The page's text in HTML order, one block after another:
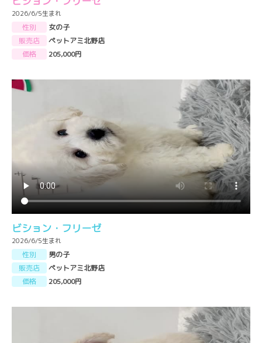
2026/6/5生まれ
性別
女の子
販売店
ペットアミ北野店
価格
205,000円
ビション・フリーゼ
2026/6/5生まれ
性別
男の子
販売店
ペットアミ北野店
価格
205,000円